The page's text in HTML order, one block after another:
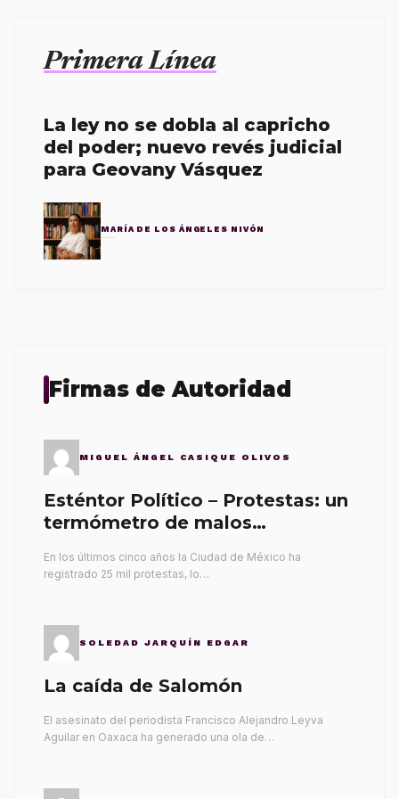
Primera Línea
La ley no se dobla al capricho
del poder; nuevo revés judicial
para Geovany Vásquez
MARÍA DE LOS ÁNGELES NIVÓN
Firmas de Autoridad
MIGUEL ÁNGEL CASIQUE OLIVOS
Esténtor Político – Protestas: un
termómetro de malos
En los últimos cinco años la Ciudad de México ha
registrado 25 mil protestas, lo…
SOLEDAD JARQUÍN EDGAR
La caída de Salomón
El asesinato del periodista Francisco Alejandro Leyva
Aguilar en Oaxaca ha generado una ola de…